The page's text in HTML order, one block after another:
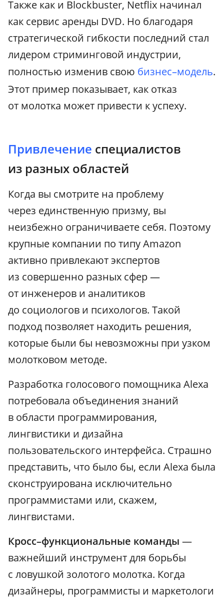
Также как и Blockbuster, Netflix начинал
как сервис аренды DVD. Но благодаря
стратегической гибкости последний стал
лидером стриминговой индустрии,
полностью изменив свою бизнес–модель.
Этот пример показывает, как отказ
от молотка может привести к успеху.
Привлечение специалистов
из разных областей
Когда вы смотрите на проблему
через единственную призму, вы
неизбежно ограничиваете себя. Поэтому
крупные компании по типу Amazon
активно привлекают экспертов
из совершенно разных сфер —
от инженеров и аналитиков
до социологов и психологов. Такой
подход позволяет находить решения,
которые были бы невозможны при узком
молотковом методе.
Разработка голосового помощника Alexa
потребовала объединения знаний
в области программирования,
лингвистики и дизайна
пользовательского интерфейса. Страшно
представить, что было бы, если Alexa была
сконструирована исключительно
программистами или, скажем,
лингвистами.
Кросс–функциональные команды —
важнейший инструмент для борьбы
с ловушкой золотого молотка. Когда
дизайнеры, программисты и маркетологи